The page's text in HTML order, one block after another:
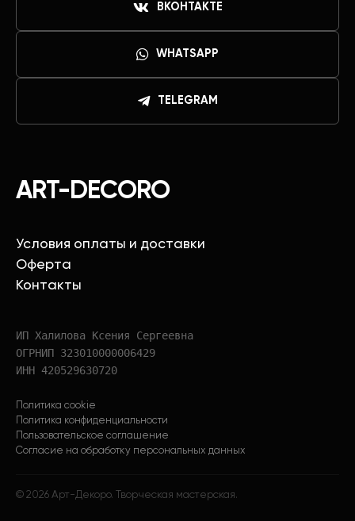
ART-DECORO
Условия оплаты и доставки
Оферта
Контакты
ИП Халилова Ксения Сергеевна
ОГРНИП 323010000006429
ИНН 420529630720
Политика cookie
Политика конфиденциальности
Пользовательское соглашение
Согласие на обработку персональных данных
© 2026 Арт-Декоро. Творческая мастерская.
ВКОНТАКТЕ
WHATSAPP
TELEGRAM